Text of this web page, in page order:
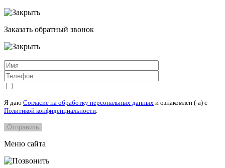
Заказать обратный звонок
Я даю Согласие на обработку персональных данных и ознакомлен (-а) c
Политикой конфиденциальности.
Меню сайта